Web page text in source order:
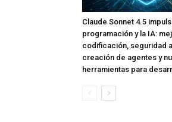
Claude Sonnet 4.5
programación y la IA:
codificación, seguridad
creación de agentes y
herramientas para